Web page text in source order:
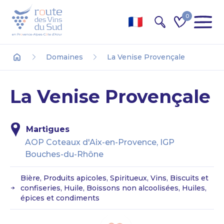
0
Domaines La Venise Provençale
La Venise Provençale
Martigues
AOP Coteaux d'Aix-en-Provence, IGP
Bouches-du-Rhône
Bière, Produits apicoles, Spiritueux, Vins, Biscuits et
confiseries, Huile, Boissons non alcoolisées, Huiles,
épices et condiments